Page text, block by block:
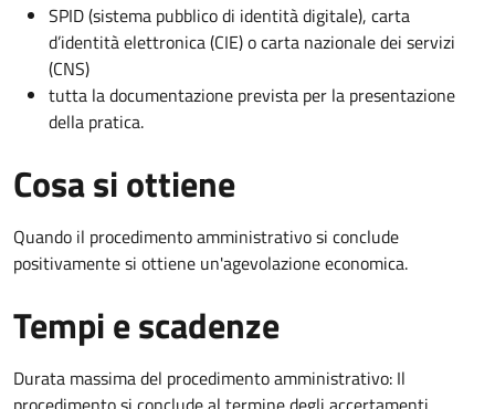
SPID (sistema pubblico di identità digitale), carta
d’identità elettronica (CIE) o carta nazionale dei servizi
(CNS)
tutta la documentazione prevista per la presentazione
della pratica.
Cosa si ottiene
Quando il procedimento amministrativo si conclude
positivamente si ottiene un'agevolazione economica.
Tempi e scadenze
Durata massima del procedimento amministrativo: Il